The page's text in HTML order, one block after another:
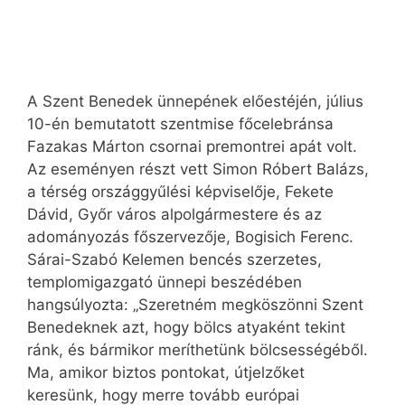
A Szent Benedek ünnepének előestéjén, július
10-én bemutatott szentmise főcelebránsa
Fazakas Márton csornai premontrei apát volt.
Az eseményen részt vett Simon Róbert ­Balázs,
a térség országgyűlési képviselője, Fekete
Dávid, Győr város alpolgármestere és az
adományozás főszervezője, Bogisich Ferenc.
Sárai-Szabó Kelemen bencés szerzetes,
templomigazgató ünnepi beszédében
hangsúlyozta: „Szeretném megköszönni Szent
Benedeknek azt, hogy bölcs atyaként tekint
ránk, és bármikor meríthetünk bölcsességéből.
Ma, amikor biztos pontokat, útjelzőket
keresünk, hogy merre tovább európai